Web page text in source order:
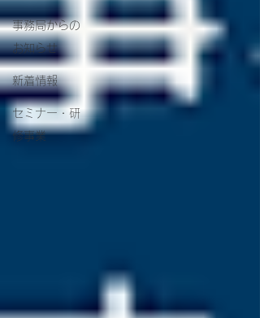
事務局からの
お知らせ
新着情報
セミナー・研
修事業